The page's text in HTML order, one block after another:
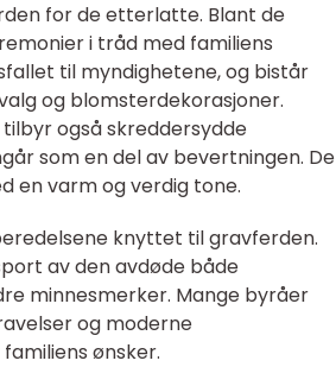
for de etterlatte. Blant de
i tråd med familiens
til myndighetene, og bistår
og blomsterdekorasjoner.
også skreddersydde
som en del av bevertningen. De
en varm og verdig tone.
knyttet til gravferden.
av den avdøde både
minnesmerker. Mange byråer
og moderne
ønsker.